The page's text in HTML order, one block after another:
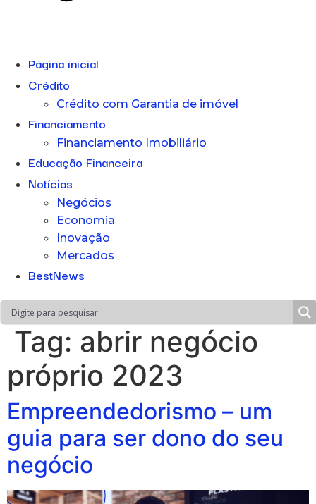
Página inicial
Crédito
Crédito com Garantia de imóvel
Financiamento
Financiamento Imobiliário
Educação Financeira
Notícias
Negócios
Economia
Inovação
Mercados
BestNews
Tag: abrir negócio
próprio 2023
Empreendedorismo – um
guia para ser dono do seu
negócio